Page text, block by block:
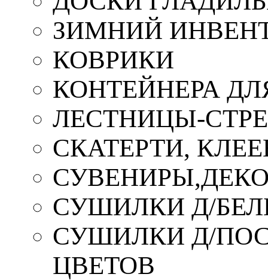
ЗИМНИЙ
КОВРИКИ
КОНТЕЙНЕРА
ЛЕСТНИЦЫ-
СКАТЕРТИ,
СУШИЛКИ Д/
СУШИЛКИ Д/
ЦВЕТОВ